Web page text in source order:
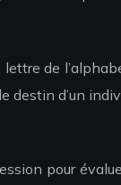
de
destin d’un
pour